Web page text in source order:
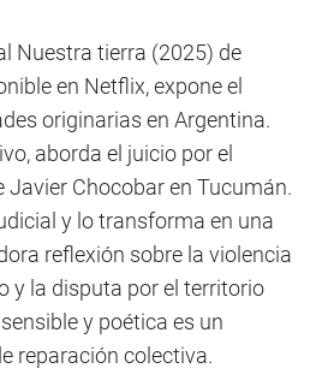
Nuestra tierra (2025) de
en Netflix, expone el
originarias en Argentina.
aborda el juicio por el
Javier Chocobar en Tucumán.
y lo transforma en una
reflexión sobre la violencia
y la disputa por el territorio
y poética es un
reparación colectiva.